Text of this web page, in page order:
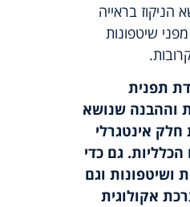
הניקוז בראייה
שיטפונות
תפנית
וההבנה שנושא
חלק אינטגרלי
גם כדי
ושיטפונות וגם
אקולוגית